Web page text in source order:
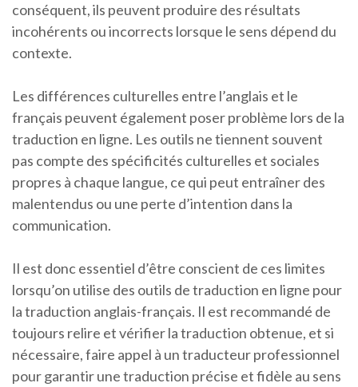
conséquent, ils peuvent produire des résultats
incohérents ou incorrects lorsque le sens dépend du
contexte.
Les différences culturelles entre l’anglais et le
français peuvent également poser problème lors de la
traduction en ligne. Les outils ne tiennent souvent
pas compte des spécificités culturelles et sociales
propres à chaque langue, ce qui peut entraîner des
malentendus ou une perte d’intention dans la
communication.
Il est donc essentiel d’être conscient de ces limites
lorsqu’on utilise des outils de traduction en ligne pour
la traduction anglais-français. Il est recommandé de
toujours relire et vérifier la traduction obtenue, et si
nécessaire, faire appel à un traducteur professionnel
pour garantir une traduction précise et fidèle au sens